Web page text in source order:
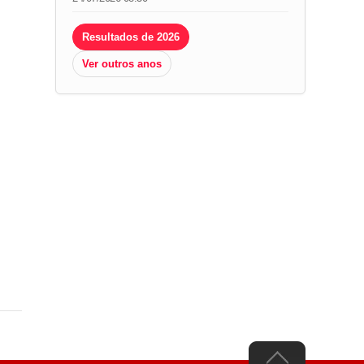
Resultados de 2026
Ver outros anos